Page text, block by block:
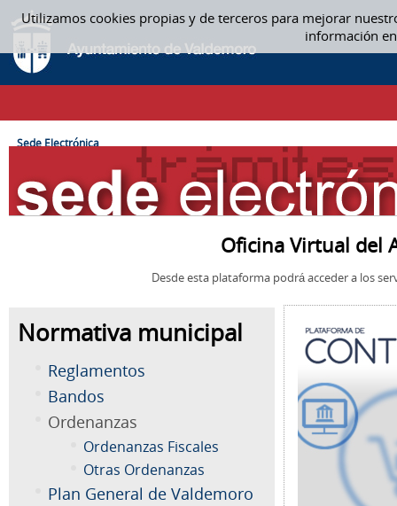
Utilizamos cookies propias y de terceros para mejorar
información
Saltar al contenido
SEDE ELECTRÓNICA
CAMINO DE MIGAS
Sede Electrónica
Oficina Virtual del
Desde esta plataforma podrá acceder a los
Normativa municipal
Reglamentos
Bandos
Ordenanzas
Ordenanzas Fiscales
Otras Ordenanzas
Plan General de Valdemoro